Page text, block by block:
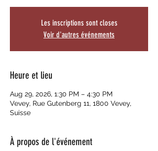
Les inscriptions sont closes
Voir d'autres événements
Heure et lieu
Aug 29, 2026, 1:30 PM – 4:30 PM
Vevey, Rue Gutenberg 11, 1800 Vevey,
Suisse
À propos de l'événement